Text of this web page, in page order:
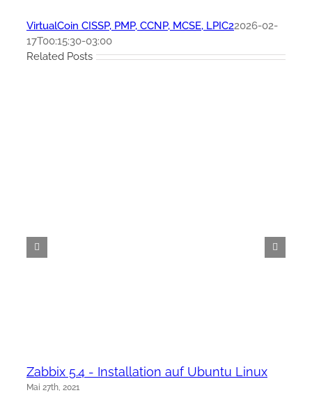
VirtualCoin CISSP, PMP, CCNP, MCSE, LPIC22026-02-
17T00:15:30-03:00
Related Posts
Zabbix 5.4 - Installation auf Ubuntu Linux
Mai 27th, 2021